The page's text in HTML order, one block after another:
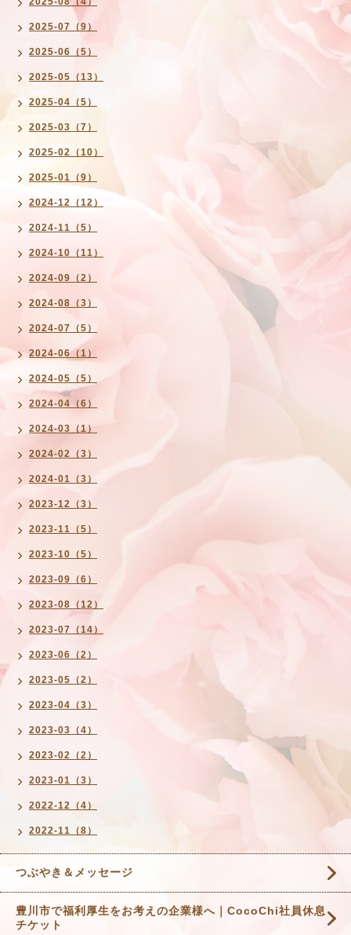
2025-07（9）
2025-06（5）
2025-05（13）
2025-04（5）
2025-03（7）
2025-02（10）
2025-01（9）
2024-12（12）
2024-11（5）
2024-10（11）
2024-09（2）
2024-08（3）
2024-07（5）
2024-06（1）
2024-05（5）
2024-04（6）
2024-03（1）
2024-02（3）
2024-01（3）
2023-12（3）
2023-11（5）
2023-10（5）
2023-09（6）
2023-08（12）
2023-07（14）
2023-06（2）
2023-05（2）
2023-04（3）
2023-03（4）
2023-02（2）
2023-01（3）
2022-12（4）
2022-11（8）
つぶやき＆メッセージ
豊川市で福利厚生をお考えの企業様へ｜CocoChi社員休息
チケット